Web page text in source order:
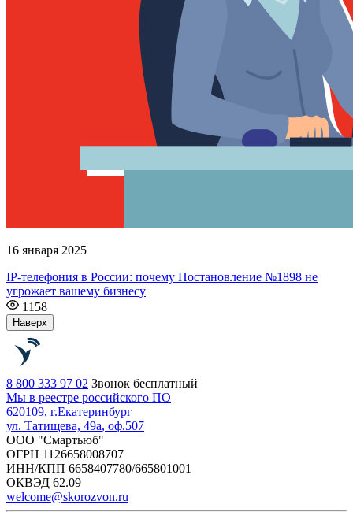
16 января 2025
IP-телефония в России: почему Постановление №1898 не
угрожает вашему бизнесу
1158
Наверх
8 800 333 97 02 Звонок бесплатный
Мы в реестре российского ПО
620109, г.Екатеринбург
ул. Татищева, 49а, оф.507
ООО "Смартьюб"
ОГРН 1126658008707
ИНН/КПП 6658407780/665801001
ОКВЭД 62.09
welcome@skorozvon.ru